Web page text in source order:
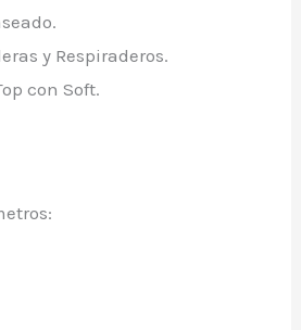
y Respiraderos.
con Soft.